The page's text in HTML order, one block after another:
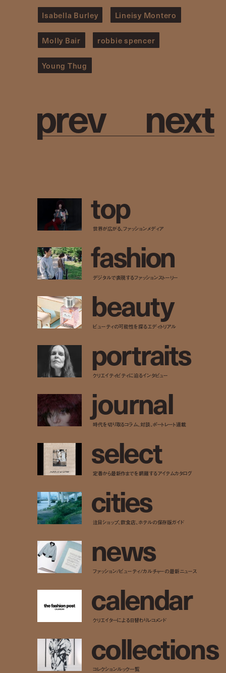
Isabella Burley Lineisy Montero
Molly Bair robbie spencer
Young Thug
prev next
top
世界が広がる、ファッションメディア
fashion
デジタルで表現するファッションストーリー
beauty
ビューティの可能性を探るエディトリアル
portraits
クリエイティビティに迫るインタビュー
journal
時代を切り取るコラム、対談、ポートレート連載
select
定番から最新作までを網羅するアイテムカタログ
cities
注目ショップ、飲食店、ホテルの保存版ガイド
news
ファッション/ビューティ/カルチャーの最新ニュース
calendar
クリエイターによる日替わりレコメンド
collections
コレクションルック一覧